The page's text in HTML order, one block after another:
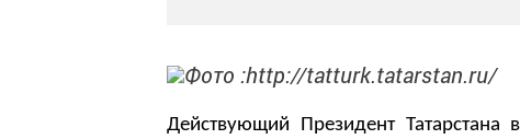
Фото :http://tatturk.tatarstan.ru/
Действующий Президент Татарстана